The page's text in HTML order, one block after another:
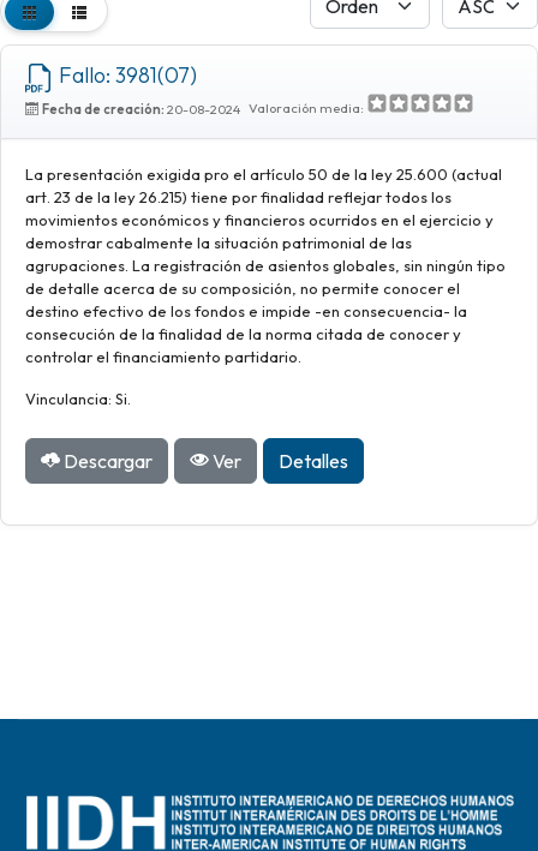
Fallo: 3981(07)
Fecha de creación: 20-08-2024 Valoración media:
La presentación exigida pro el artículo 50 de la ley 25.600 (actual
art. 23 de la ley 26.215) tiene por finalidad reflejar todos los
movimientos económicos y financieros ocurridos en el ejercicio y
demostrar cabalmente la situación patrimonial de las
agrupaciones. La registración de asientos globales, sin ningún tipo
de detalle acerca de su composición, no permite conocer el
destino efectivo de los fondos e impide -en consecuencia- la
consecución de la finalidad de la norma citada de conocer y
controlar el financiamiento partidario.
Vinculancia: Si.
Descargar Ver Detalles